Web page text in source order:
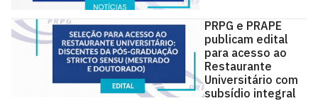
PRPG e PRAPE
publicam edital
para acesso ao
Restaurante
Universitário com
subsídio integral